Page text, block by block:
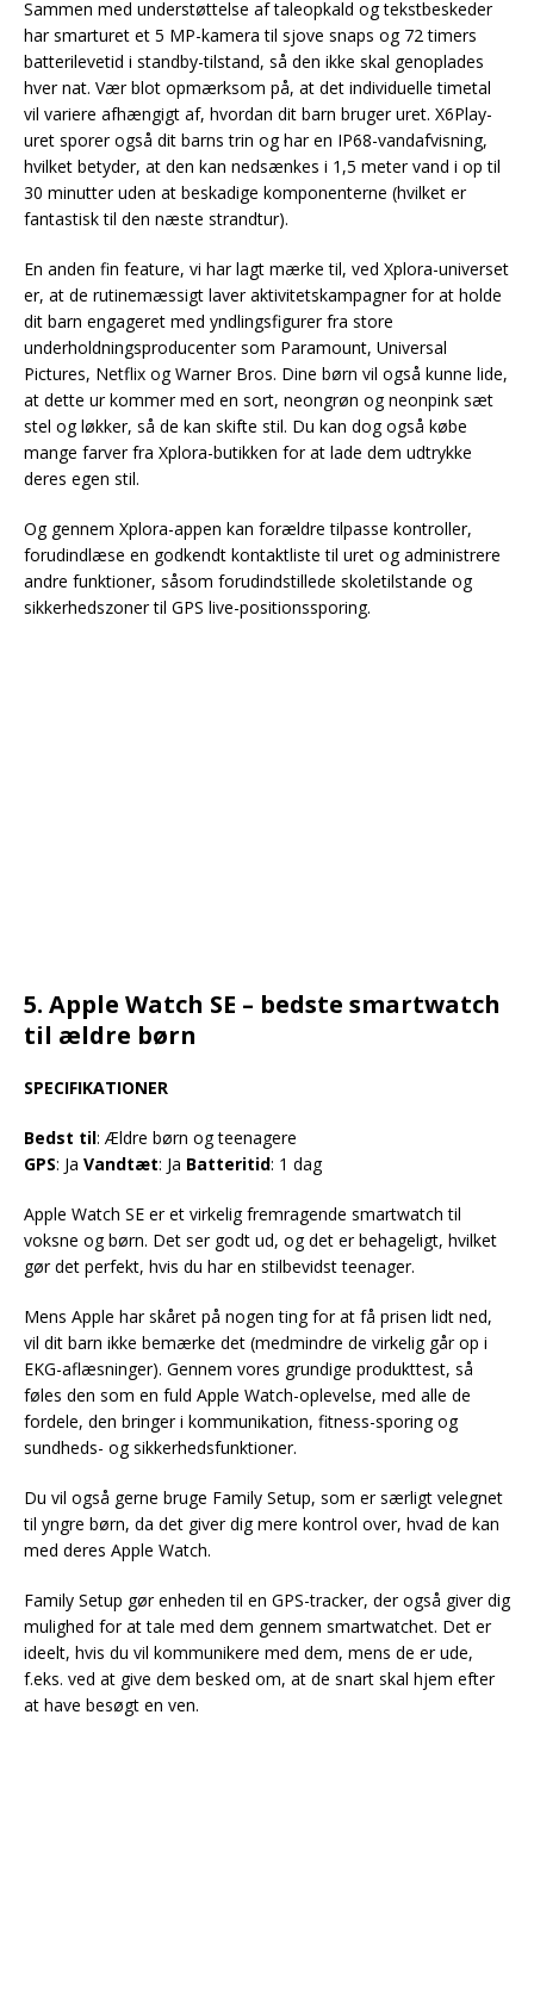
Sammen med understøttelse af taleopkald og tekstbeskeder
har smarturet et 5 MP-kamera til sjove snaps og 72 timers
batterilevetid i standby-tilstand, så den ikke skal genoplades
hver nat. Vær blot opmærksom på, at det individuelle timetal
vil variere afhængigt af, hvordan dit barn bruger uret. X6Play-
uret sporer også dit barns trin og har en IP68-vandafvisning,
hvilket betyder, at den kan nedsænkes i 1,5 meter vand i op til
30 minutter uden at beskadige komponenterne (hvilket er
fantastisk til den næste strandtur).
En anden fin feature, vi har lagt mærke til, ved Xplora-universet
er, at de rutinemæssigt laver aktivitetskampagner for at holde
dit barn engageret med yndlingsfigurer fra store
underholdningsproducenter som Paramount, Universal
Pictures, Netflix og Warner Bros. Dine børn vil også kunne lide,
at dette ur kommer med en sort, neongrøn og neonpink sæt
stel og løkker, så de kan skifte stil. Du kan dog også købe
mange farver fra Xplora-butikken for at lade dem udtrykke
deres egen stil.
Og gennem Xplora-appen kan forældre tilpasse kontroller,
forudindlæse en godkendt kontaktliste til uret og administrere
andre funktioner, såsom forudindstillede skoletilstande og
sikkerhedszoner til GPS live-positionssporing.
5. Apple Watch SE – bedste smartwatch
til ældre børn
SPECIFIKATIONER
Bedst til: Ældre børn og teenagere
GPS: Ja Vandtæt: Ja Batteritid: 1 dag
Apple Watch SE er et virkelig fremragende smartwatch til
voksne og børn. Det ser godt ud, og det er behageligt, hvilket
gør det perfekt, hvis du har en stilbevidst teenager.
Mens Apple har skåret på nogen ting for at få prisen lidt ned,
vil dit barn ikke bemærke det (medmindre de virkelig går op i
EKG-aflæsninger). Gennem vores grundige produkttest, så
føles den som en fuld Apple Watch-oplevelse, med alle de
fordele, den bringer i kommunikation, fitness-sporing og
sundheds- og sikkerhedsfunktioner.
Du vil også gerne bruge Family Setup, som er særligt velegnet
til yngre børn, da det giver dig mere kontrol over, hvad de kan
med deres Apple Watch.
Family Setup gør enheden til en GPS-tracker, der også giver dig
mulighed for at tale med dem gennem smartwatchet. Det er
ideelt, hvis du vil kommunikere med dem, mens de er ude,
f.eks. ved at give dem besked om, at de snart skal hjem efter
at have besøgt en ven.